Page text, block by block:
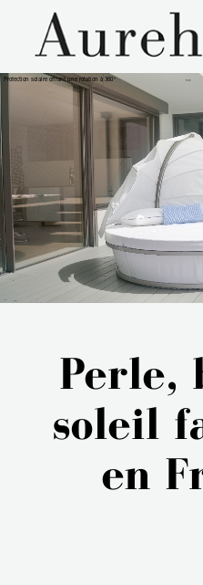
Protection solaire offrant une rotation à 360°
Perle,
soleil
en